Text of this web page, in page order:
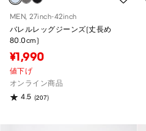
MEN, 27inch-42inch
バレルレッグジーンズ(丈長め
80.0cm)
¥1,990
値下げ
オンライン商品
4.5 (207)